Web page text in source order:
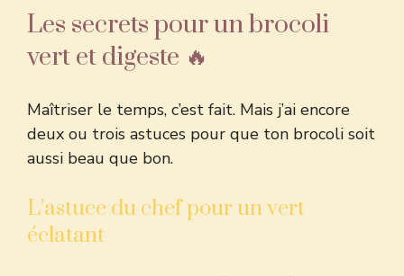
Les secrets pour un brocoli
vert et digeste 🔥
Maîtriser le temps, c’est fait. Mais j’ai encore
deux ou trois astuces pour que ton brocoli soit
aussi beau que bon.
L’astuce du chef pour un vert
éclatant